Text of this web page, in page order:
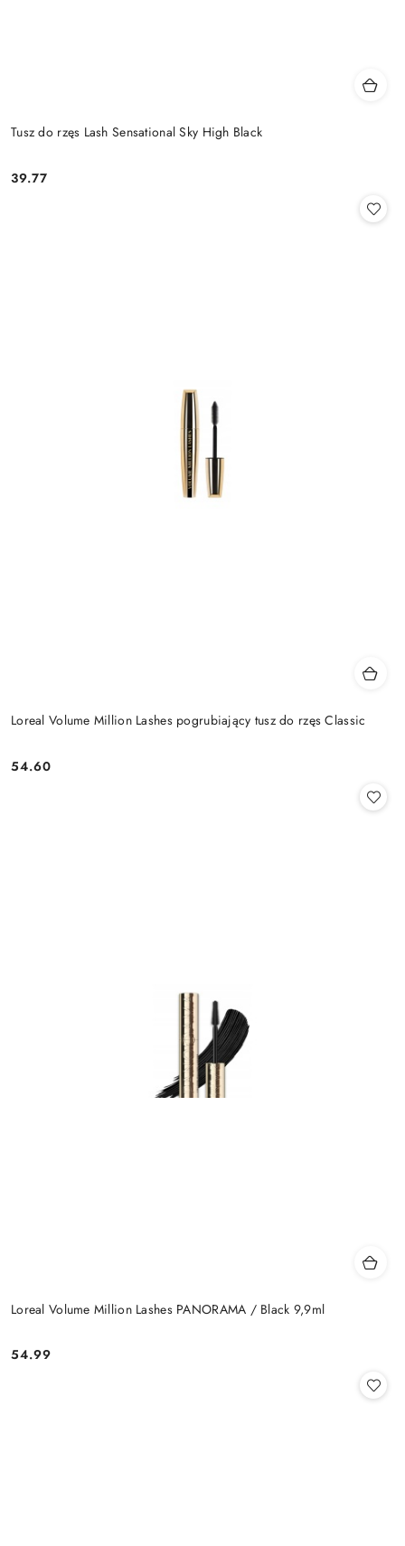
Tusz do rzęs Lash Sensational Sky High Black
Cena:
39.77
Loreal Volume Million Lashes pogrubiający tusz do rzęs Classic
Cena:
54.60
Loreal Volume Million Lashes PANORAMA / Black 9,9ml
Cena:
54.99